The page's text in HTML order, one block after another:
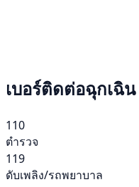
เบอร์ติดต่อฉุกเฉิน
110
ตำรวจ
119
ดับเพลิง/รถพยาบาล